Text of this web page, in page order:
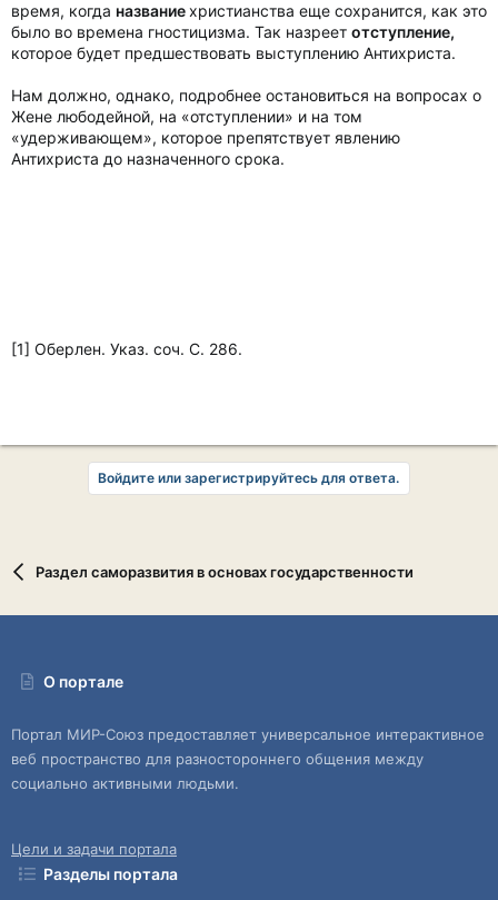
время, когда названиехристианства еще сохранится, как это
было во времена гностицизма. Так назреет отступление,
которое будет предшествовать выступлению Антихриста.
Нам должно, однако, подробнее остановиться на вопросах о
Жене любодейной, на «отступлении» и на том
«удерживающем», которое препятствует явлению
Антихриста до назначенного срока.
[1] Оберлен. Указ. соч. С. 286.
Войдите или зарегистрируйтесь для ответа.
Раздел саморазвития в основах государственности
О портале
Портал МИР-Союз предоставляет универсальное интерактивное
веб пространство для разностороннего общения между
социально активными людьми.
Цели и задачи портала
Разделы портала